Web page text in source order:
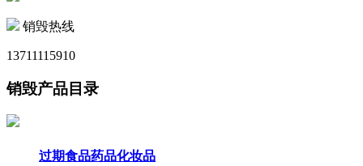
销毁热线
13711115910
销毁产品目录
过期食品药品化妆品